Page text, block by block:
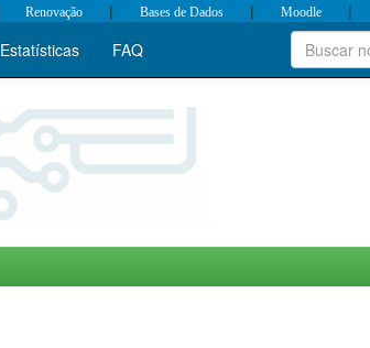
Renovação | Bases de Dados | Moodle |
Estatísticas FAQ